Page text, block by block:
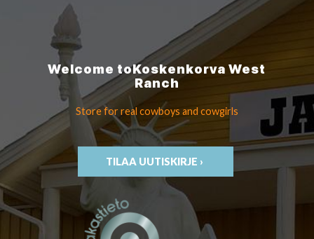
Welcome toKoskenkorvaWest
Ranch
Store for real cowboys and cowgirls
TILAA UUTISKIRJE ›